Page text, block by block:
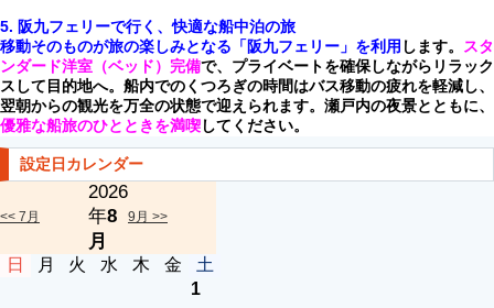
5. 阪九フェリーで行く、快適な船中泊の旅
移動そのものが旅の楽しみとなる「阪九フェリー」を利用 します。 スタ
ンダード洋室（ベッド）完備で、プライベートを確保しながらリラック
スして目的地へ。船内でのくつろぎの時間はバス移動の疲れを軽減し、
翌朝からの観光を万全の状態で迎えられます。瀬戸内の夜景とともに、
優雅な船旅のひとときを満喫してください。
設定日カレンダー
<< 7月
2026
年8
月
9月 >>
日 月 火 水 木 金
土
1